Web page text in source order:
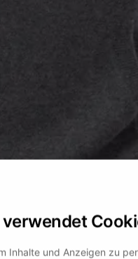
Inhalte und Anzeigen zu